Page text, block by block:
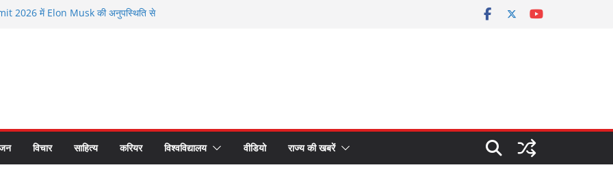
2026 में Elon Musk की अनुपस्थिति से
लोक अदालत के प्रचार प्रसार के लिए रथ रवाना
डॉ. राजकुमार चौधरी ने किया सम्मान
विचार साहित्य करियर विश्वविद्यालय वीडियो राज्य की खबरें